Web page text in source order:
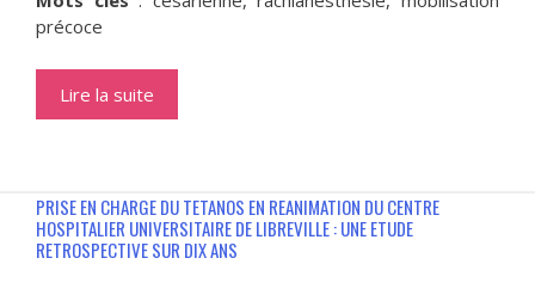
précoce
Lire la suite
PRISE EN CHARGE DU TETANOS EN REANIMATION DU CENTRE
HOSPITALIER UNIVERSITAIRE DE LIBREVILLE : UNE ETUDE
RETROSPECTIVE SUR DIX ANS